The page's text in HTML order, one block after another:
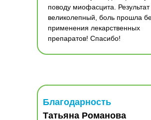
поводу миофасцита. Результат
великолепный, боль прошла
применения лекарственных
препаратов! Спасибо!
Благодарность
Татьяна Романова